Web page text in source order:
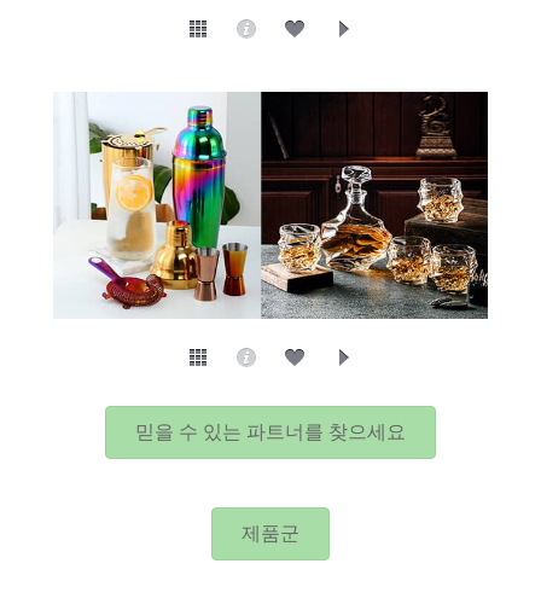
믿을 수 있는 파트너를 찾으세요
제품군